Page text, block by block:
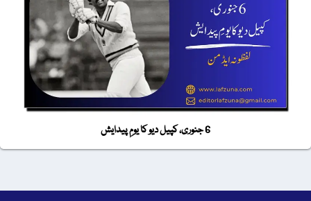
6 جنوری، کپیل دیو کا یومِ پیدایش